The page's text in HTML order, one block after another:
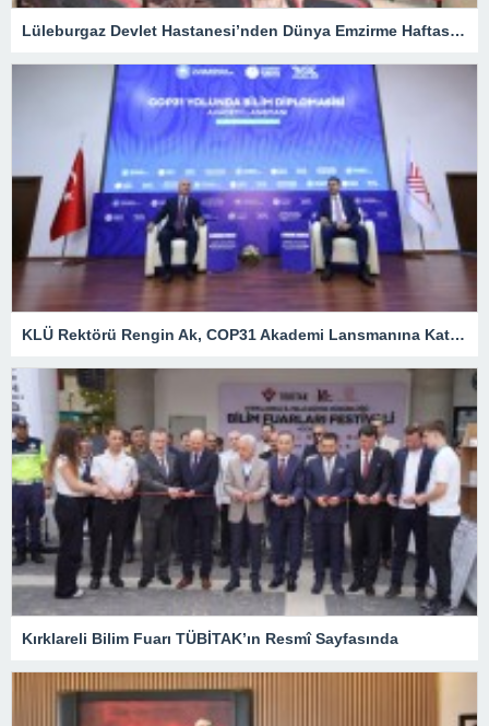
Lüleburgaz Devlet Hastanesi’nden Dünya Emzirme Haftası Katılımı
KLÜ Rektörü Rengin Ak, COP31 Akademi Lansmanına Katıldı
Kırklareli Bilim Fuarı TÜBİTAK’ın Resmî Sayfasında